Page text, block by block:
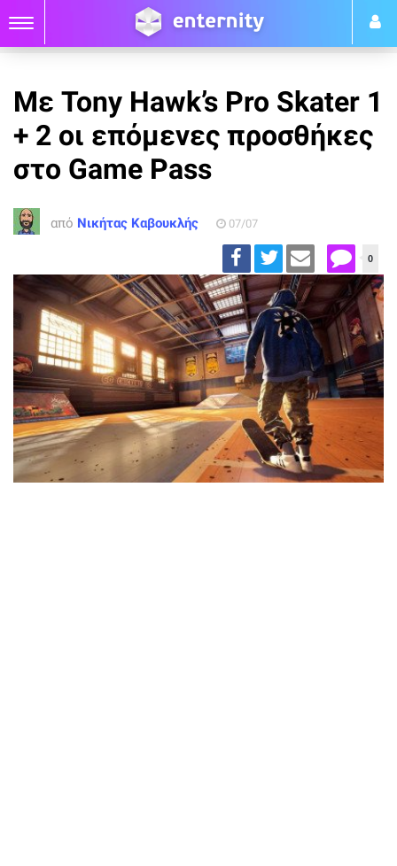
Με Tony Hawk’s Pro Skater 1
+ 2 οι επόμενες προσθήκες
στο Game Pass
από Νικήτας Καβουκλής 07/07
0